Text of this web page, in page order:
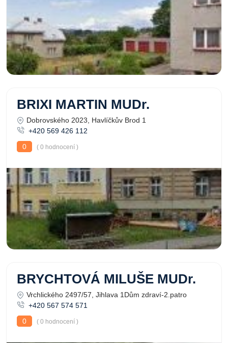
BRIXI MARTIN MUDr.
Dobrovského 2023, Havlíčkův Brod 1
+420 569 426 112
0
( 0 hodnocení )
BRYCHTOVÁ MILUŠE MUDr.
Vrchlického 2497/57, Jihlava 1Dům zdraví-2.patro
+420 567 574 571
0
( 0 hodnocení )